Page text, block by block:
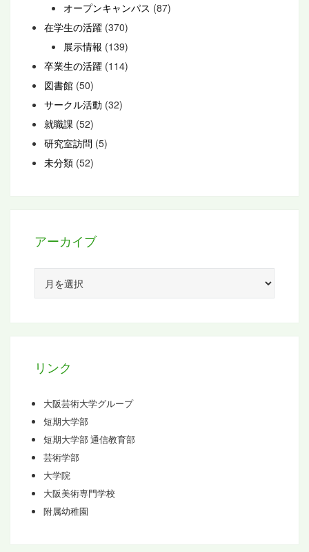
オープンキャンパス (87)
在学生の活躍 (370)
展示情報 (139)
卒業生の活躍 (114)
図書館 (50)
サークル活動 (32)
就職課 (52)
研究室訪問 (5)
未分類 (52)
アーカイブ
カ
リンク
大阪芸術大学グループ
短期大学部
短期大学部 通信教育部
芸術学部
大学院
大阪美術専門学校
附属幼稚園